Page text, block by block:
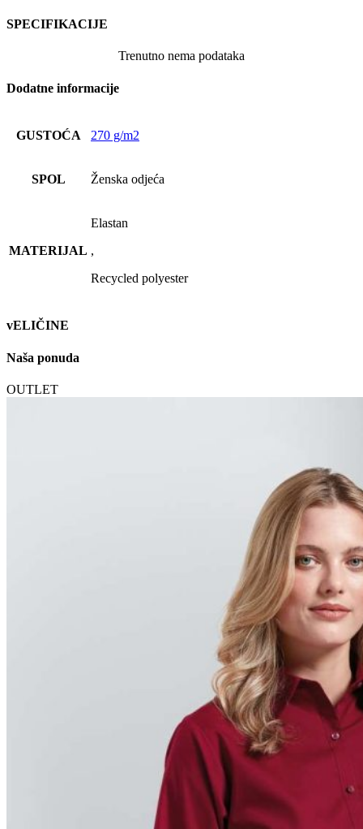
SPECIFIKACIJE
Trenutno nema podataka
Dodatne informacije
GUSTOĆA 270 g/m2
SPOL Ženska odjeća
MATERIJAL
Elastan
,
Recycled polyester
vELIČINE
Naša ponuda
OUTLET